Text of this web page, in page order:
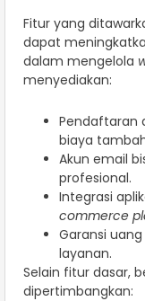
Fitur yang
dapat
dalam mengelola
menyediakan:
Pendaftaran
biaya
Akun email
profesional.
Integrasi
commerce
Garansi
layanan.
Selain fitur dasar,
dipertimbangkan: